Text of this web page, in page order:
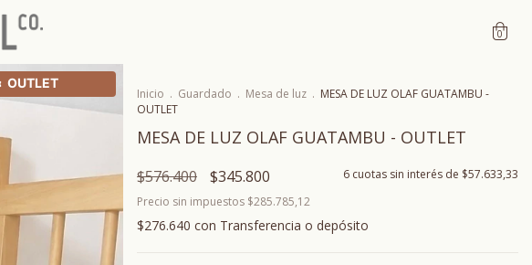
0
OUTLET
Inicio . Guardado . Mesa de luz . MESA DE LUZ OLAF GUATAMBU -
OUTLET
MESA DE LUZ OLAF GUATAMBU - OUTLET
$576.400 $345.800 6 cuotas sin interés de $57.633,33
Precio sin impuestos $285.785,12
$276.640 con Transferencia o depósito